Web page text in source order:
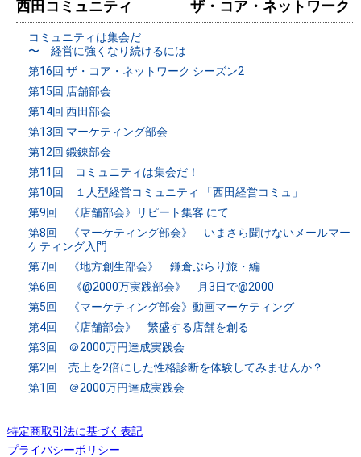
西田コミュニティ ザ・コア・ネットワーク
コミュニティは集会だ
〜 経営に強くなり続けるには
第16回 ザ・コア・ネットワーク シーズン2
第15回 店舗部会
第14回 西田部会
第13回 マーケティング部会
第12回 鍛錬部会
第11回 コミュニティは集会だ！
第10回 １人型経営コミュニティ 「西田経営コミュ」
第9回 《店舗部会》リピート集客 にて
第8回 《マーケティング部会》 いまさら聞けないメールマー
ケティング入門
第7回 《地方創生部会》 鎌倉ぶらり旅・編
第6回 《@2000万実践部会》 月3日で@2000
第5回 《マーケティング部会》動画マーケティング
第4回 《店舗部会》 繁盛する店舗を創る
第3回 ＠2000万円達成実践会
第2回 売上を2倍にした性格診断を体験してみませんか？
第1回 ＠2000万円達成実践会
特定商取引法に基づく表記
プライバシーポリシー